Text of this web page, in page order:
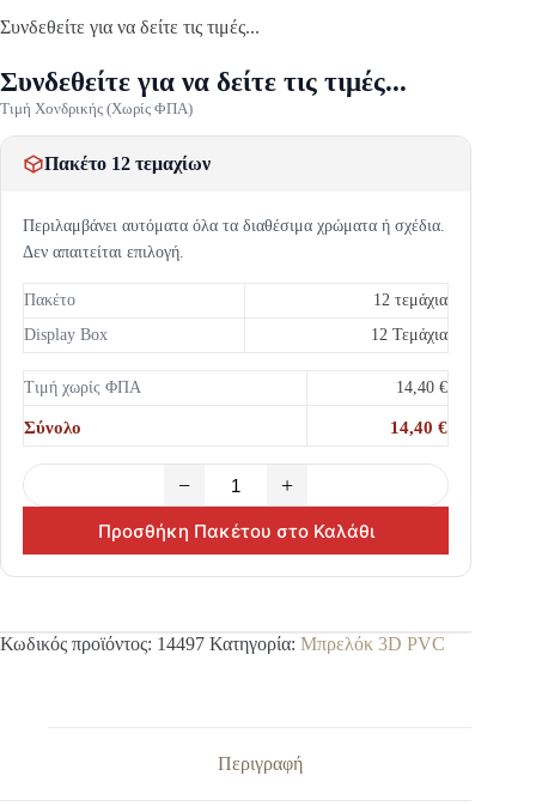
Συνδεθείτε για να δείτε τις τιμές...
Συνδεθείτε για να δείτε τις τιμές...
Τιμή Χονδρικής (Χωρίς ΦΠΑ)
Πακέτο 12 τεμαχίων
Περιλαμβάνει αυτόματα όλα τα διαθέσιμα χρώματα ή σχέδια.
Δεν απαιτείται επιλογή.
Πακέτο
12 τεμάχια
Display Box
12 Τεμάχια
Τιμή χωρίς ΦΠΑ 14,40 €
Σύνολο 14,40 €
− +
Προσθήκη Πακέτου στο Καλάθι
Κωδικός προϊόντος: 14497 Κατηγορία: Μπρελόκ 3D PVC
Περιγραφή